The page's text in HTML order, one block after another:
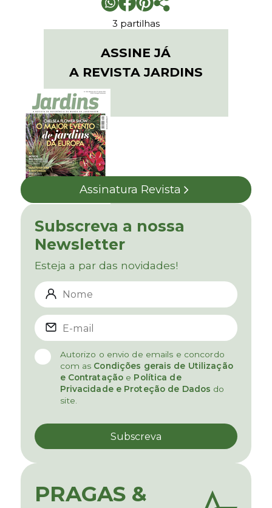
3 partilhas
ASSINE JÁ
A REVISTA JARDINS
Assinatura Revista
Subscreva a nossa
Newsletter
Esteja a par das novidades!
Autorizo o envio de emails e concordo
com as Condições gerais de Utilização
e Contratação e Política de
Privacidade e Proteção de Dados do
site.
PRAGAS &